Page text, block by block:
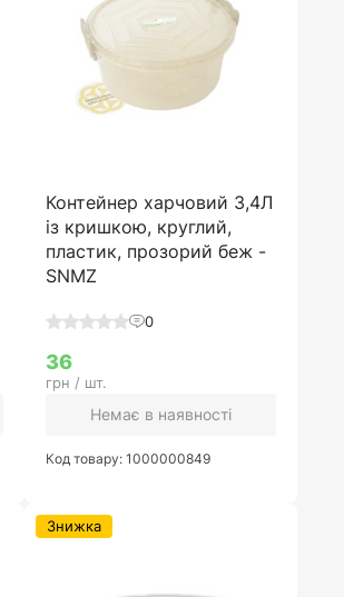
Контейнер харчовий 3,4Л
із кришкою, круглий,
пластик, прозорий беж -
SNMZ
0
36
грн / шт.
Немає в наявності
Код товару: 1000000849
Знижка